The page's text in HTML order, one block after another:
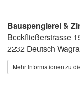
Bauspenglerei &
Bockfließerstrasse
2232 Deutsch
Mehr Informationen zu